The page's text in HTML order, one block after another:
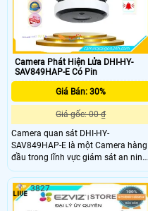
Camera Phát Hiện Lửa DHI-HY-
SAV849HAP-E Có Pin
Giá Bán: 30%
Giá gốc: 00 ₫
Camera quan sát DHI-HY-
SAV849HAP-E là một Camera hàng
đầu trong lĩnh vực giám sát an ninh.
Với công nghệ hình ảnh sắt nét và
độ phân giải Ultra 4k lite, nó đảm
bảo mang đến hình ảnh chất lượng
cao và rõ nét. Camera còn có khả
3827